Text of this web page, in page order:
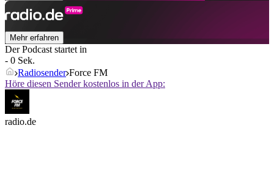
Mehr erfahren
Der Podcast startet in
- 0 Sek.
Radiosender Force FM
Höre diesen Sender kostenlos in der App:
radio.de